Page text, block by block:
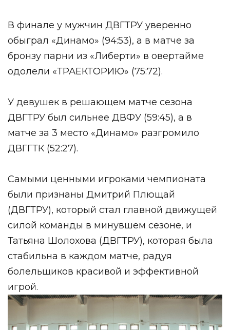
В финале у мужчин ДВГТРУ уверенно
обыграл «Динамо» (94:53), а в матче за
бронзу парни из «Либерти» в овертайме
одолели «ТРАЕКТОРИЮ» (75:72).
У девушек в решающем матче сезона
ДВГТРУ был сильнее ДВФУ (59:45), а в
матче за 3 место «Динамо» разгромило
ДВГГТК (52:27).
Самыми ценными игроками чемпионата
были признаны Дмитрий Плющай
(ДВГТРУ), который стал главной движущей
силой команды в минувшем сезоне, и
Татьяна Шолохова (ДВГТРУ), которая была
стабильна в каждом матче, радуя
болельщиков красивой и эффективной
игрой.